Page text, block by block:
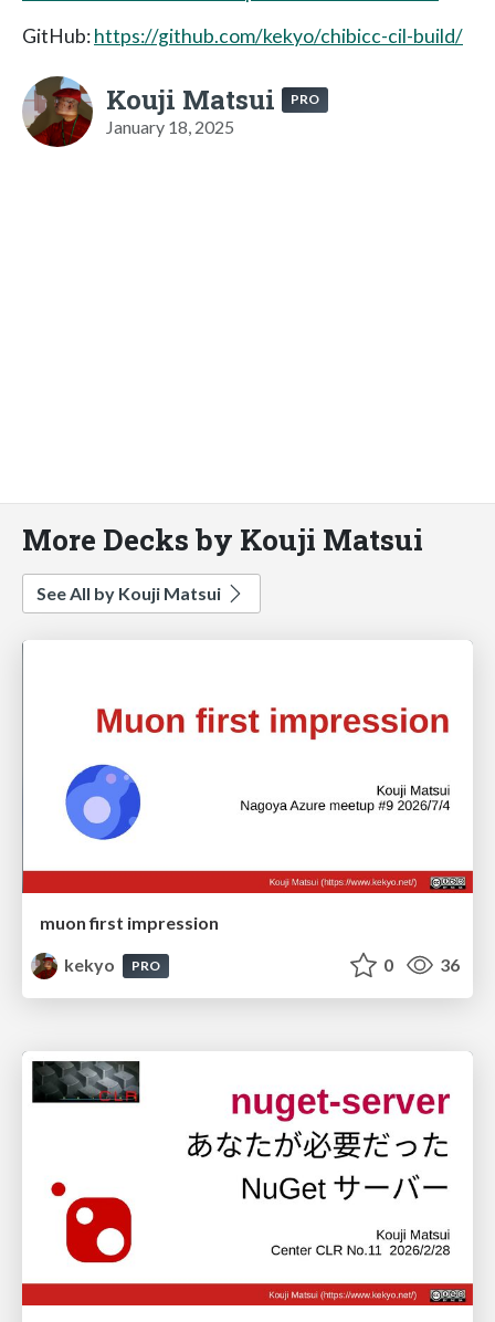
GitHub:https://github.com/kekyo/chibicc-cil-build/
Kouji Matsui PRO
January 18, 2025
More Decks by Kouji Matsui
See All by Kouji Matsui
muon first impression
kekyo
PRO 0 36